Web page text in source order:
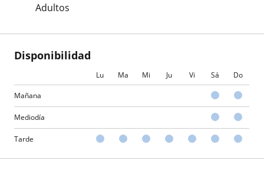
Adultos
Disponibilidad
Lu Ma Mi Ju Vi Sá Do
Mañana
Mediodía
Tarde